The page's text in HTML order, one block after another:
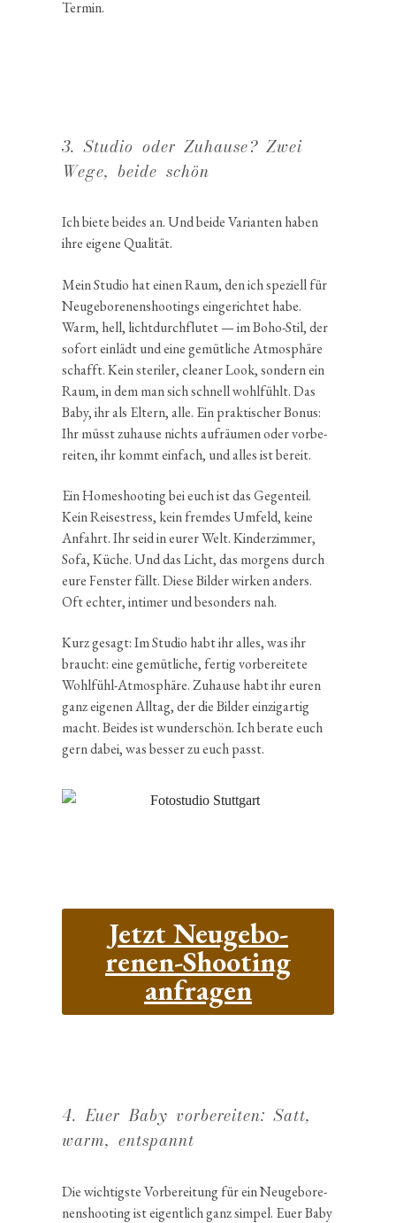
Termin.
3. Studio oder Zuhause? Zwei
Wege, beide schön
Ich biete beides an. Und beide Varianten haben
ihre eigene Qualität.
Mein Studio hat einen Raum, den ich speziell für
Neuge­bo­re­nen­shoo­tings einge­richtet habe.
Warm, hell, licht­durch­flutet — im Boho-Stil, der
sofort einlädt und eine gemüt­liche Atmosphäre
schafft. Kein steriler, cleaner Look, sondern ein
Raum, in dem man sich schnell wohlfühlt. Das
Baby, ihr als Eltern, alle. Ein prakti­scher Bonus:
Ihr müsst zuhause nichts aufräumen oder vorbe­
reiten, ihr kommt einfach, und alles ist bereit.
Ein Homeshoo­ting bei euch ist das Gegen­teil.
Kein Reise­stress, kein fremdes Umfeld, keine
Anfahrt. Ihr seid in eurer Welt. Kinder­zimmer,
Sofa, Küche. Und das Licht, das morgens durch
eure Fenster fällt. Diese Bilder wirken anders.
Oft echter, intimer und beson­ders nah.
Kurz gesagt: Im Studio habt ihr alles, was ihr
braucht: eine gemüt­liche, fertig vorbe­rei­tete
Wohlfühl-Atmosphäre. Zuhause habt ihr euren
ganz eigenen Alltag, der die Bilder einzig­artig
macht. Beides ist wunder­schön. Ich berate euch
gern dabei, was besser zu euch passt.
Jetzt Neuge­bo­
renen-Shooting
anfragen
4. Euer Baby vorbe­reiten: Satt,
warm, entspannt
Die wichtigste Vorbe­rei­tung für ein Neuge­bo­re­
nen­shoo­ting ist eigent­lich ganz simpel. Euer Baby